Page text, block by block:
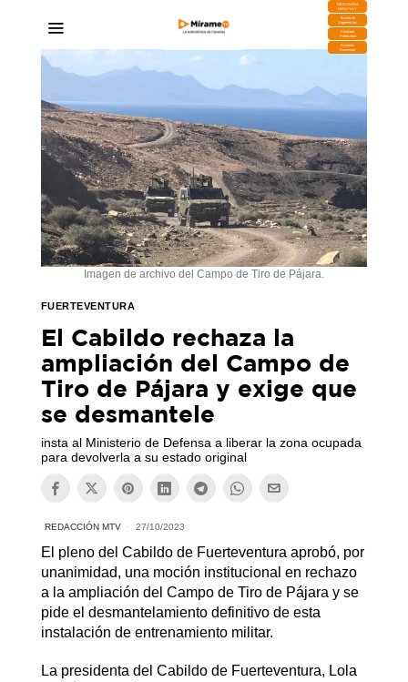
DESCARGA
MIRAPLAY
Buzón de
Sugerencias
Contratar
Publicidad
Contacto
Comercial
Imagen de archivo del Campo de Tiro de Pájara.
FUERTEVENTURA
El Cabildo rechaza la
ampliación del Campo de
Tiro de Pájara y exige que
se desmantele
insta al Ministerio de Defensa a liberar la zona ocupada
para devolverla a su estado original
REDACCIÓN MTV 27/10/2023
El pleno del Cabildo de Fuerteventura aprobó, por
unanimidad, una moción institucional en rechazo
a la ampliación del Campo de Tiro de Pájara y se
pide el desmantelamiento definitivo de esta
instalación de entrenamiento militar.
La presidenta del Cabildo de Fuerteventura, Lola